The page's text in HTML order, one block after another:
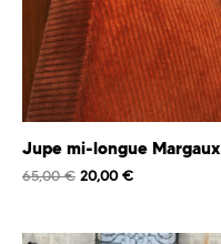
Jupe mi-longue Margaux
65,00€ 20,00€